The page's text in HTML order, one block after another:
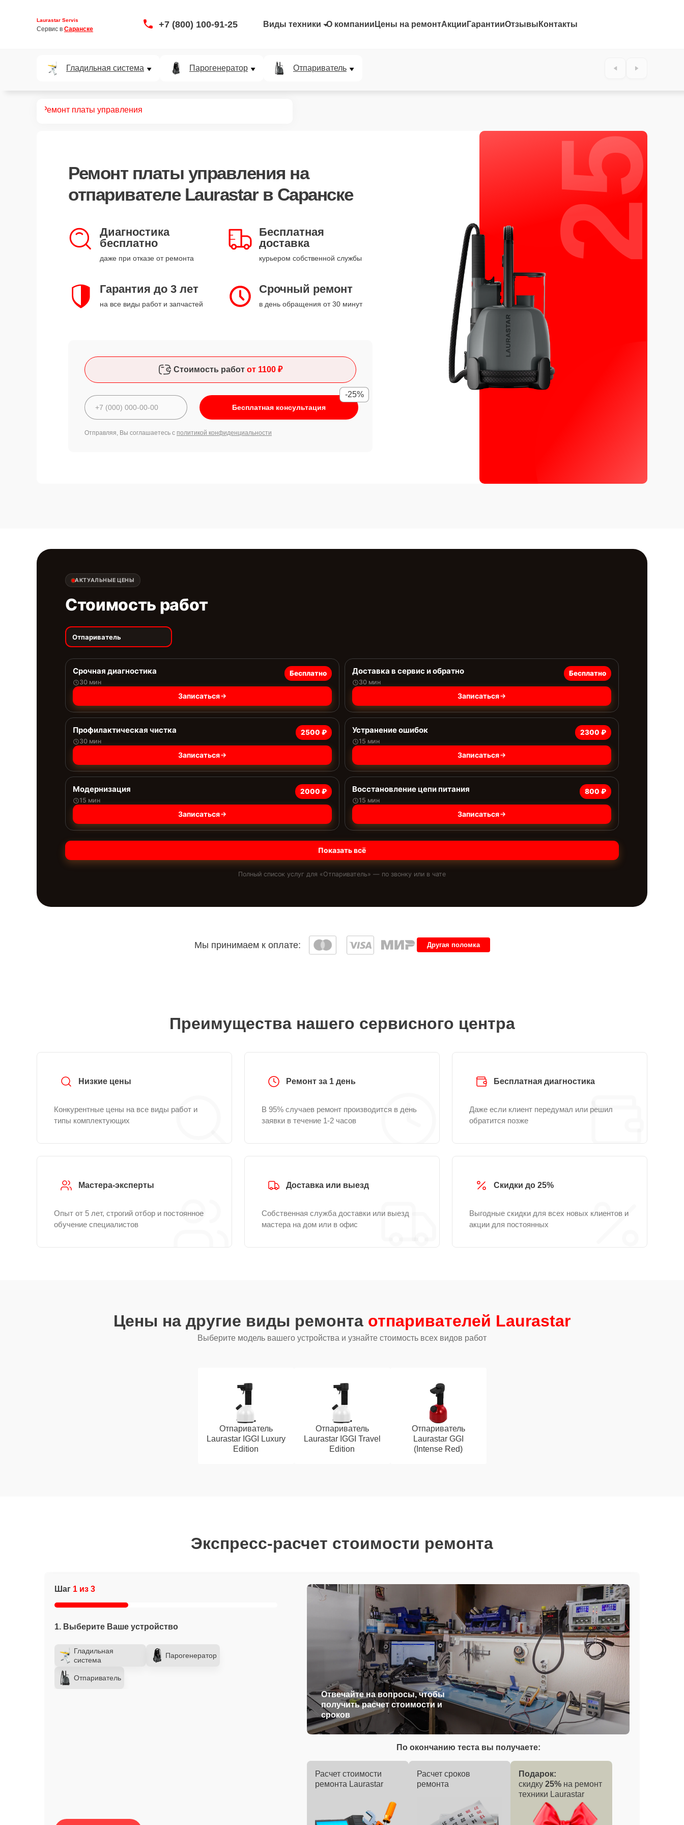
Laurastar Servis
Сервис в Саранске +7 (800) 100-91-25 Виды техники О компании Цены на ремонтАкции ГарантииОтзывы Контакты
Гладильная система Парогенератор Отпариватель
Ремонт платы управления
Ремонт платы управления на
отпаривателе Laurastar в Саранске
Диагностика
бесплатно
даже при отказе от ремонта
Бесплатная
доставка
курьером собственной службы
Гарантия до 3 лет
на все виды работ и запчастей
Срочный ремонт
в день обращения от 30 минут
Стоимость работ от 1100 ₽
Бесплатная консультация
-25%
Отправляя, Вы соглашаетесь с политикой конфиденциальности
25%
АКТУАЛЬНЫЕ ЦЕНЫ
Стоимость работ
Отпариватель
Срочная диагностика
30 мин
Бесплатно
Записаться
Доставка в сервис и обратно
30 мин
Бесплатно
Записаться
Профилактическая чистка
30 мин
2500 ₽
Записаться
Устранение ошибок
15 мин
2300 ₽
Записаться
Модернизация
15 мин
2000 ₽
Записаться
Восстановление цепи питания
15 мин
800 ₽
Записаться
Показать всё
Полный список услуг для «Отпариватель» — по звонку или в чате
Мы принимаем к оплате: Другая поломка
Преимущества нашего сервисного центра
Низкие цены
Конкурентные цены на все виды работ и
типы комплектующих
Ремонт за 1 день
В 95% случаев ремонт производится в день
заявки в течение 1-2 часов
Бесплатная диагностика
Даже если клиент передумал или решил
обратится позже
Мастера-эксперты
Опыт от 5 лет, строгий отбор и постоянное
обучение специалистов
Доставка или выезд
Собственная служба доставки или выезд
мастера на дом или в офис
Скидки до 25%
Выгодные скидки для всех новых клиентов и
акции для постоянных
Цены на другие виды ремонта отпаривателей Laurastar
Выберите модель вашего устройства и узнайте стоимость всех видов работ
Отпариватель
Laurastar IGGI Luxury
Edition
Отпариватель
Laurastar IGGI Travel
Edition
Отпариватель
Laurastar GGI
(Intense Red)
Экспресс-расчет стоимости ремонта
Шаг 1 из 3
1. Выберите Ваше устройство
Гладильная
система
Парогенератор
Отпариватель
Отвечайте на вопросы, чтобы
получить расчет стоимости и
сроков
По окончанию теста вы получаете:
Расчет стоимости
ремонта Laurastar
Расчет сроков
ремонта
Подарок:
скидку 25% на ремонт
техники Laurastar